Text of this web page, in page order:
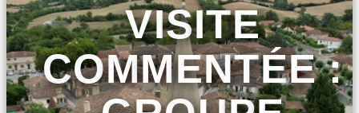
VISITE
COMMENTÉE :